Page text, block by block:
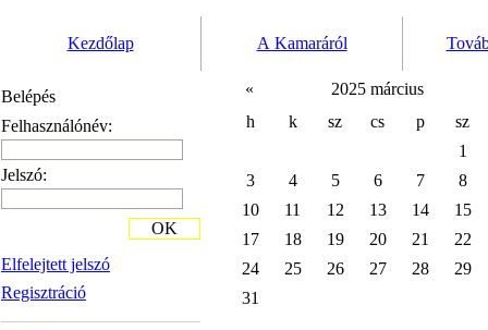
Kezdőlap A Kamaráról
Belépés
Felhasználónév:
Jelszó:
Elfelejtett jelszó
Regisztráció
OK
«
2025 március
h
k sz cs p
sz
1
3
4 5 6 7
8
10
11 12 13 14
15
17
18 19 20 21
22
24
25 26 27 28
29
31